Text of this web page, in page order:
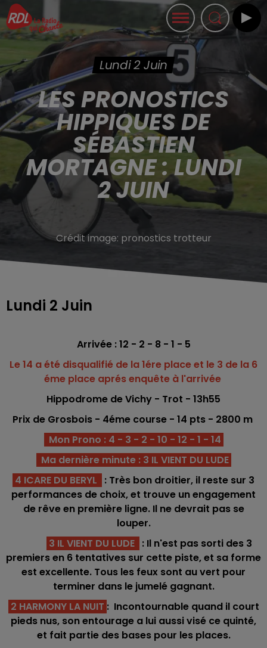
Lundi 2 Juin
LES PRONOSTICS
HIPPIQUES DE
SÉBASTIEN
MORTAGNE : LUNDI
2 JUIN
Crédit image: pronostics trotteur
Lundi 2 Juin
Arrivée : 12 - 2 - 8 - 1 - 5
Le 14 a été disqualifié de la 1ére place et le 3 de la 6
éme place aprés enquête à l'arrivée
Hippodrome de Vichy - Trot - 13h55
Prix de Grosbois - 4éme course - 14 pts - 2800 m
Mon Prono : 4 - 3 - 2 - 10 - 12 - 1 - 14
Ma dernière minute : 3 IL VIENT DU LUDE
4 ICARE DU BERYL
: Très bon droitier, il reste sur 3
performances de choix, et trouve un engagement
de rêve en première ligne. Il ne devrait pas se
louper.
3 IL VIENT DU LUDE : Il n'est pas sorti des 3
premiers en 6 tentatives sur cette piste, et sa forme
est excellente. Tous les feux sont au vert pour
terminer dans le jumelé gagnant.
2 HARMONY LA NUIT : Incontournable quand il court
pieds nus, son entourage a lui aussi visé ce quinté,
et fait partie des bases pour les places.